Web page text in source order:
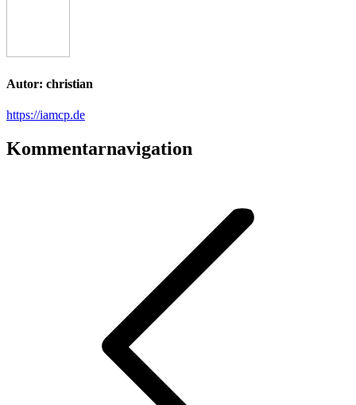
Autor: christian
https://iamcp.de
Kommentarnavigation